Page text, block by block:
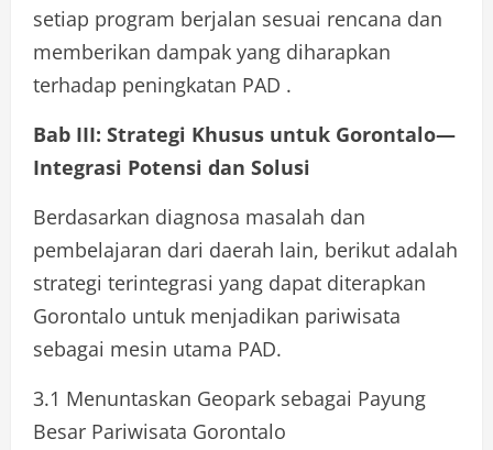
setiap program berjalan sesuai rencana dan
memberikan dampak yang diharapkan
terhadap peningkatan PAD .
Bab III: Strategi Khusus untuk Gorontalo—
Integrasi Potensi dan Solusi
Berdasarkan diagnosa masalah dan
pembelajaran dari daerah lain, berikut adalah
strategi terintegrasi yang dapat diterapkan
Gorontalo untuk menjadikan pariwisata
sebagai mesin utama PAD.
3.1 Menuntaskan Geopark sebagai Payung
Besar Pariwisata Gorontalo